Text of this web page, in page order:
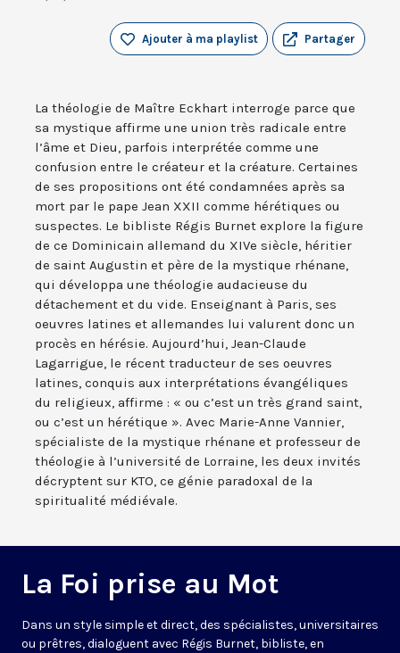
Partager
Ajouter à ma playlist
La théologie de Maître Eckhart interroge parce que
sa mystique affirme une union très radicale entre
l’âme et Dieu, parfois interprétée comme une
confusion entre le créateur et la créature. Certaines
de ses propositions ont été condamnées après sa
mort par le pape Jean XXII comme hérétiques ou
suspectes. Le bibliste Régis Burnet explore la figure
de ce Dominicain allemand du XIVe siècle, héritier
de saint Augustin et père de la mystique rhénane,
qui développa une théologie audacieuse du
détachement et du vide. Enseignant à Paris, ses
oeuvres latines et allemandes lui valurent donc un
procès en hérésie. Aujourd’hui, Jean-Claude
Lagarrigue, le récent traducteur de ses oeuvres
latines, conquis aux interprétations évangéliques
du religieux, affirme : « ou c’est un très grand saint,
ou c’est un hérétique ». Avec Marie-Anne Vannier,
spécialiste de la mystique rhénane et professeur de
théologie à l’université de Lorraine, les deux invités
décryptent sur KTO, ce génie paradoxal de la
spiritualité médiévale.
La Foi prise au Mot
Dans un style simple et direct, des spécialistes, universitaires
ou prêtres, dialoguent avec Régis Burnet, bibliste, en